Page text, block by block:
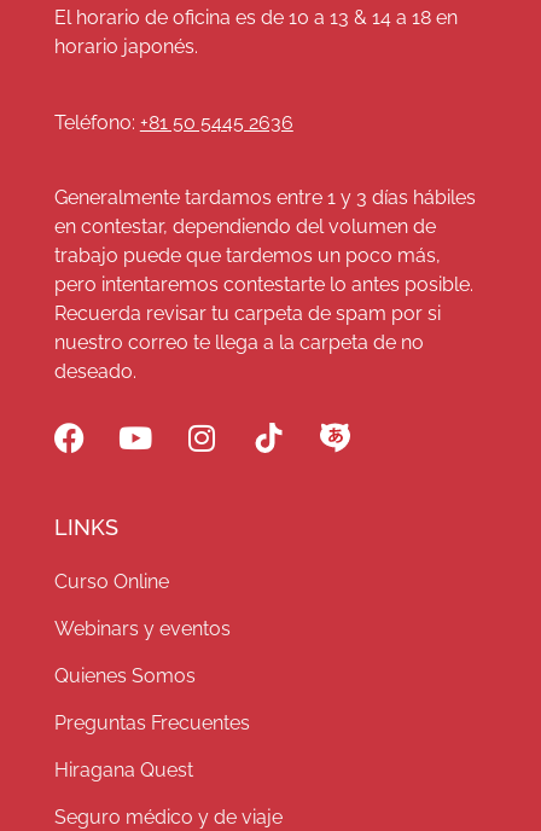
El horario de oficina es de 10 a 13 & 14 a 18 en
horario japonés.
Teléfono: +81 50 5445 2636
Generalmente tardamos entre 1 y 3 días hábiles
en contestar, dependiendo del volumen de
trabajo puede que tardemos un poco más,
pero intentaremos contestarte lo antes posible.
Recuerda revisar tu carpeta de spam por si
nuestro correo te llega a la carpeta de no
deseado.
LINKS
Curso Online
Webinars y eventos
Quienes Somos
Preguntas Frecuentes
Hiragana Quest
Seguro médico y de viaje